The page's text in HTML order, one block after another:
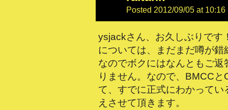
Posted 2012/09/05 at 10:16
ysjackさん、お久しぶりです
については、まだまだ噂が錯
なのでボクにはなんともご返
りません。なので、BMCCと
て、すでに正式にわかってい
えさせて頂きます。